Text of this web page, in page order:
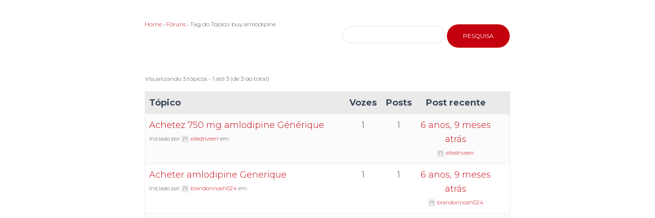
Home › Fóruns › Tag do Tópico: buy amlodipine
Visualizando 3 tópicos - 1 até 3 (de 3 do total)
Tópico Vozes Posts Post recente
Achetez 750 mg amlodipine Générique
Iniciado por: elledriveerr em:
1 1
6 anos, 9 meses
atrás
elledriveerr
Acheter amlodipine Generique
Iniciado por: brandonnoah024 em:
1 1
6 anos, 9 meses
atrás
brandonnoah024